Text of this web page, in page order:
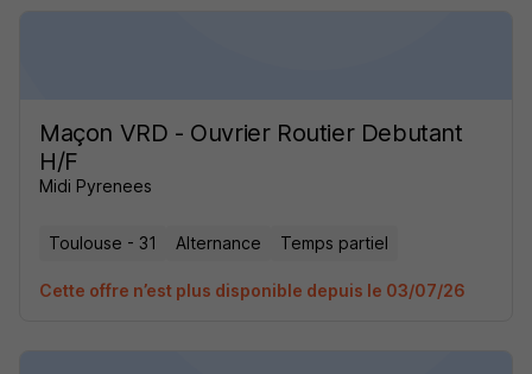
Maçon VRD - Ouvrier Routier Debutant
H/F
Midi Pyrenees
Toulouse - 31 Alternance Temps partiel
Cette offre n’est plus disponible depuis le 03/07/26